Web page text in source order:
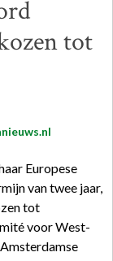
tot
Europese
van twee jaar,
tot
voor West-